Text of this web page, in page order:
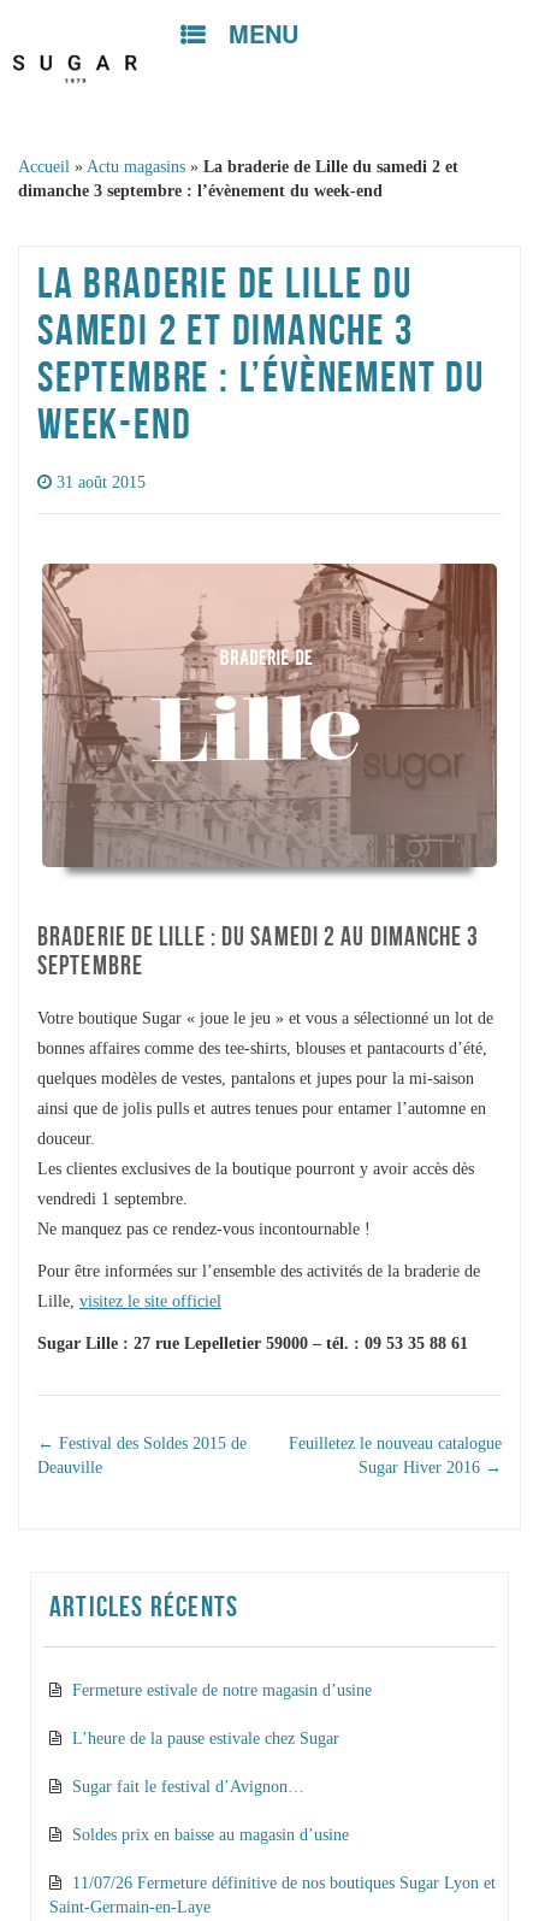
MENU
Skip to
Accueil » Actu magasins » La braderie de Lille du samedi 2 et
dimanche 3 septembre : l’évènement du week-end
LA BRADERIE DE LILLE DU
SAMEDI 2 ET DIMANCHE 3
SEPTEMBRE : L’ÉVÈNEMENT DU
WEEK-END
31 août 2015
BRADERIE DE LILLE : DU SAMEDI 2 AU DIMANCHE 3
SEPTEMBRE
Votre boutique Sugar « joue le jeu » et vous a sélectionné un lot de
bonnes affaires comme des tee-shirts, blouses et pantacourts d’été,
quelques modèles de vestes, pantalons et jupes pour la mi-saison
ainsi que de jolis pulls et autres tenues pour entamer l’automne en
douceur.
Les clientes exclusives de la boutique pourront y avoir accès dès
vendredi 1 septembre.
Ne manquez pas ce rendez-vous incontournable !
Pour être informées sur l’ensemble des activités de la braderie de
Lille, visitez le site officiel
Sugar Lille : 27 rue Lepelletier 59000 – tél. : 09 53 35 88 61
NAVIGATION DANS
← Festival des Soldes 2015 de
Deauville
Feuilletez le nouveau catalogue
Sugar Hiver 2016 →
ARTICLES RÉCENTS
Fermeture estivale de notre magasin d’usine
L’heure de la pause estivale chez Sugar
Sugar fait le festival d’Avignon…
Soldes prix en baisse au magasin d’usine
11/07/26 Fermeture définitive de nos boutiques Sugar Lyon et
Saint-Germain-en-Laye